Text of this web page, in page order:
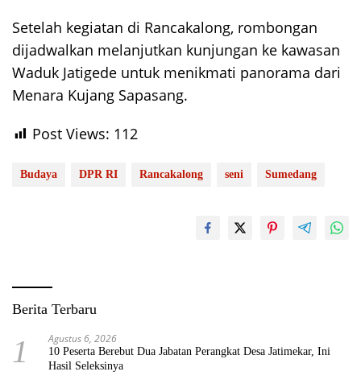
Setelah kegiatan di Rancakalong, rombongan
dijadwalkan melanjutkan kunjungan ke kawasan
Waduk Jatigede untuk menikmati panorama dari
Menara Kujang Sapasang.
Post Views: 112
Budaya DPR RI Rancakalong seni Sumedang
Berita Terbaru
1 Agustus 6, 2026
10 Peserta Berebut Dua Jabatan Perangkat Desa Jatimekar, Ini
Hasil Seleksinya